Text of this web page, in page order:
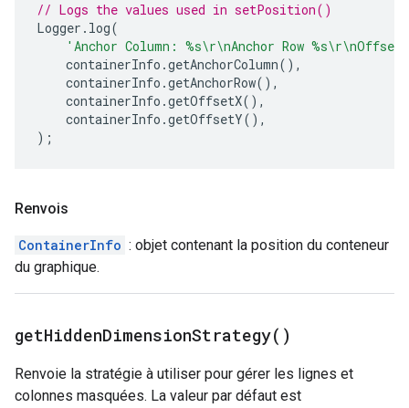
// Logs the values used in setPosition()
Logger . log(
'Anchor Column: %s\r\nAnchor Row
containerInfo .getAnchorColumn(),
containerInfo .getAnchorRow(),
containerInfo .getOffsetX(),
containerInfo .getOffsetY(),
);
Renvois
ContainerInfo : objet contenant la position du conteneur
du graphique.
getHiddenDimensionStrategy( )
Renvoie la stratégie à utiliser pour gérer les lignes et
colonnes masquées. La valeur par défaut est